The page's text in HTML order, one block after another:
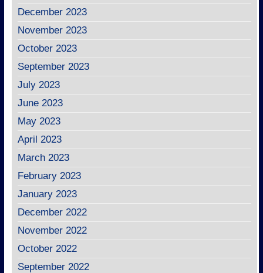
December 2023
November 2023
October 2023
September 2023
July 2023
June 2023
May 2023
April 2023
March 2023
February 2023
January 2023
December 2022
November 2022
October 2022
September 2022